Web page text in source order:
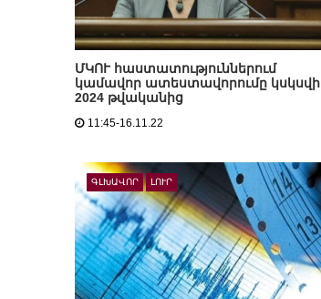
ՄԿՈՒ հաստատություններում
կամավոր ատեստավորումը կսկսվի
2024 թվականից
11:45-16.11.22
ԳԼԽԱՎՈՐ ԼՈՒՐ